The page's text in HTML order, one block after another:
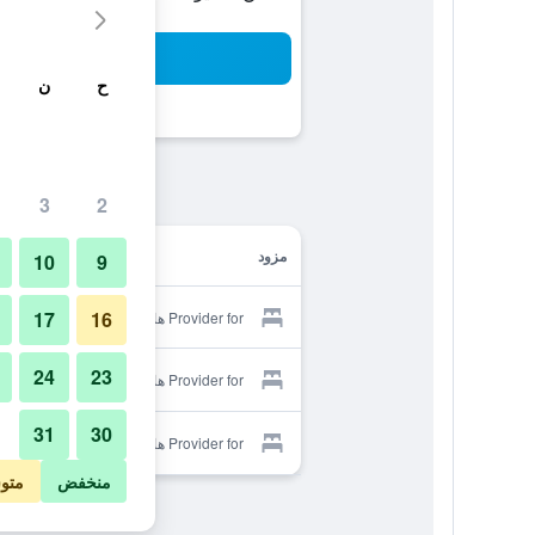
مزود
Provider for هانوك جست هاوس 201
Provider for هانوك جست هاوس 201
Provider for هانوك جست هاوس 201
ح ن
2
3
9
10
16
17
23
24
30
31
منخفض